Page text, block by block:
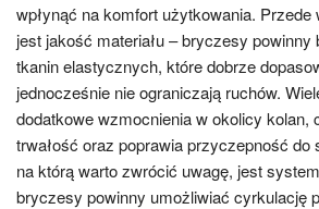
wpłynąć na komfort użytkowania.
jest jakość materiału – bryczesy powinny
tkanin elastycznych, które dobrze
jednocześnie nie ograniczają ruchów.
dodatkowe wzmocnienia w okolicy kolan,
trwałość oraz poprawia przyczepność do
na którą warto zwrócić uwagę, jest
bryczesy powinny umożliwiać cyrkulację